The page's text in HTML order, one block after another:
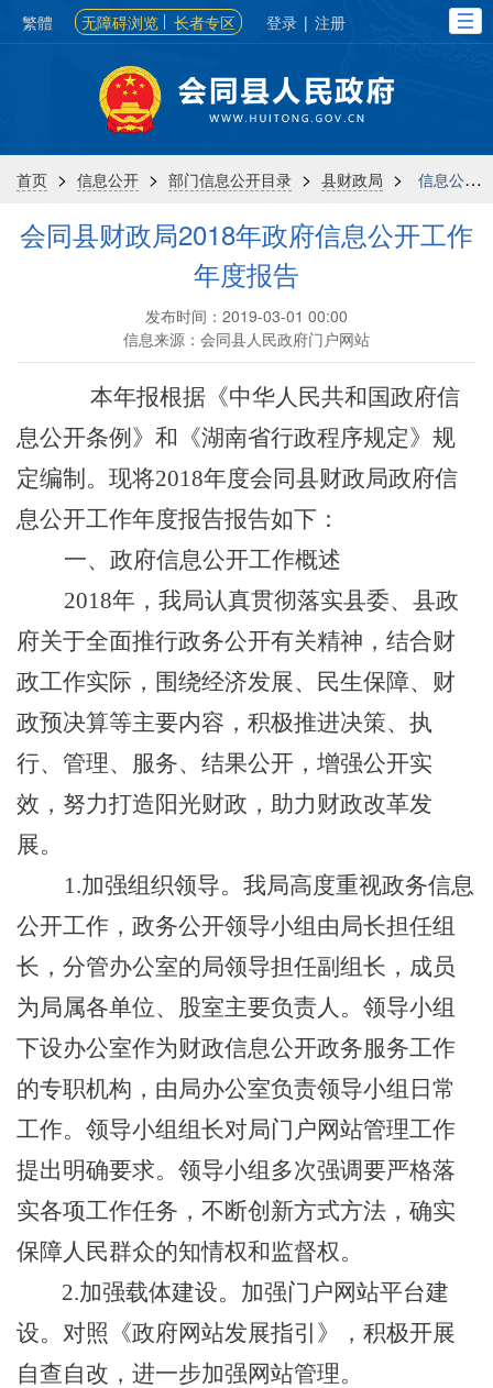
繁體 无障碍浏览 长者专区 登录 | 注册
首页 > 信息公开 > 部门信息公开目录 > 县财政局 > 信息公开年报
会同县财政局2018年政府信息公开工作
年度报告
发布时间：2019-03-01 00:00
信息来源：会同县人民政府门户网站
本年报根据 《中华人民共和国政府信
息公开条例》和《湖南省行政程序规定》 规
定编制。 现将2018年度会同县财政局政府信
息公开工作年度报告报告如下：
一、政府信息公开工作概述
2018年，我局认真贯彻落实县委、县政
府关于全面推行政务公开有关精神，结合财
政工作实际，围绕经济发展、民生保障、财
政预决算等主要内容，积极推进决策、执
行、管理、服务、结果公开，增强公开实
效，努力打造阳光财政，助力财政改革发
展。
1.加强组织领导。我局高度重视政务信息
公开工作，政务公开领导小组由 局长担任组
长，分管办公室的局领导担任副组长，成员
为 局属各单位、 股室主要负责人。领导小组
下设办公室作为财政信息公开政务服务工作
的专职机构，由 局办公室负责领导小组日常
工作。领导小组组长对局门户网站管理工作
提出明确要求。领导小组多次强调要严格落
实各项工作任务，不断创新方式方法，确实
保障人民群众的知情权和监督权。
2.加强载体建设。加强门户网站平台建
设。对照《政府网站发展指引》，积极开展
自查自改，进一步加强网站管理。